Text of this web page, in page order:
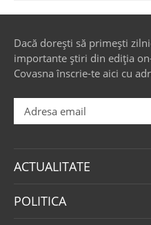
Dacă dorești să primești
importante știri din ediția
Covasna înscrie-te aici cu
ACTUALITATE
POLITICA